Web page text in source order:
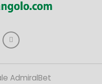
AdmiralBet